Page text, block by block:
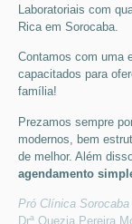
Laboratoriais com
Rica em Sorocaba.
Contamos com uma
capacitados para
família!
Prezamos sempre
modernos, bem
de melhor. Além
agendamento
Pró Clínica
Drª Quezia Pereira